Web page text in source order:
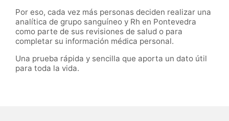
Por eso, cada vez más personas deciden realizar una
analítica de grupo sanguíneo y Rh en Pontevedra
como parte de sus revisiones de salud o para
completar su información médica personal.
Una prueba rápida y sencilla que aporta un dato útil
para toda la vida.